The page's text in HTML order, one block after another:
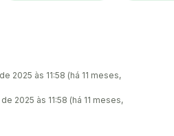
2025 às 11:58 (há 11 meses,
2025 às 11:58 (há 11 meses,